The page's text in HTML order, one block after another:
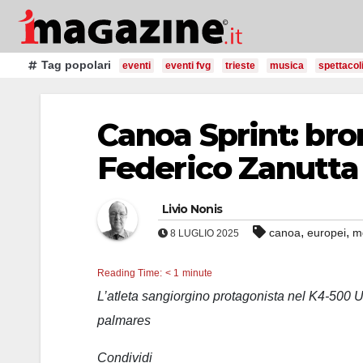
Salta
contenutoTag popolari eventi eventi fvg trieste musica spettacoli
Canoa Sprint:
Federico Zanutta
Livio Nonis
8 LUGLIO 2025 canoa, europei,
Reading Time: < 1 minute
L’atleta sangiorgino protagonista nel K4-500
palmares
Condividi